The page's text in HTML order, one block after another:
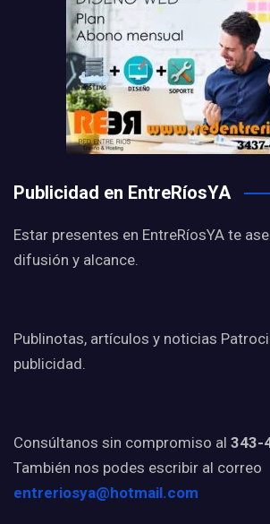
Publicidad en EntreRíosYA
Estar presentes en EntreRíosYA te
difusión y alcance.
Publinotas, artículos y noticias
publicidad.
Consúltanos sin compromiso al 343-
También nos podes escribir al correo
entreriosya@hotmail.com